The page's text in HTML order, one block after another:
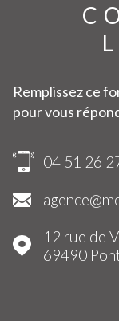
Remplissez ce
pour vous
04 51 26
12 rue de
69490